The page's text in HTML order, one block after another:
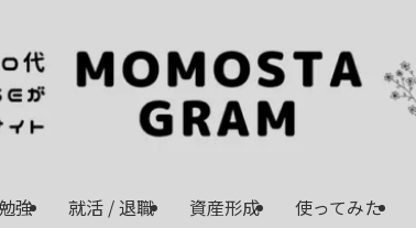
強 就活 / 退職 資産形成 使ってみた